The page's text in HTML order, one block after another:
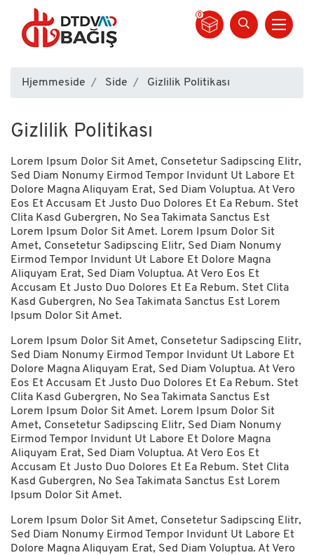
0
Side
Hjemmeside Side Gizlilik Politikası
Gizlilik Politikası
Lorem Ipsum Dolor Sit Amet, Consetetur Sadipscing Elitr,
Sed Diam Nonumy Eirmod Tempor Invidunt Ut Labore Et
Dolore Magna Aliquyam Erat, Sed Diam Voluptua. At Vero
Eos Et Accusam Et Justo Duo Dolores Et Ea Rebum. Stet
Clita Kasd Gubergren, No Sea Takimata Sanctus Est
Lorem Ipsum Dolor Sit Amet. Lorem Ipsum Dolor Sit
Amet, Consetetur Sadipscing Elitr, Sed Diam Nonumy
Eirmod Tempor Invidunt Ut Labore Et Dolore Magna
Aliquyam Erat, Sed Diam Voluptua. At Vero Eos Et
Accusam Et Justo Duo Dolores Et Ea Rebum. Stet Clita
Kasd Gubergren, No Sea Takimata Sanctus Est Lorem
Ipsum Dolor Sit Amet.
Lorem Ipsum Dolor Sit Amet, Consetetur Sadipscing Elitr,
Sed Diam Nonumy Eirmod Tempor Invidunt Ut Labore Et
Dolore Magna Aliquyam Erat, Sed Diam Voluptua. At Vero
Eos Et Accusam Et Justo Duo Dolores Et Ea Rebum. Stet
Clita Kasd Gubergren, No Sea Takimata Sanctus Est
Lorem Ipsum Dolor Sit Amet. Lorem Ipsum Dolor Sit
Amet, Consetetur Sadipscing Elitr, Sed Diam Nonumy
Eirmod Tempor Invidunt Ut Labore Et Dolore Magna
Aliquyam Erat, Sed Diam Voluptua. At Vero Eos Et
Accusam Et Justo Duo Dolores Et Ea Rebum. Stet Clita
Kasd Gubergren, No Sea Takimata Sanctus Est Lorem
Ipsum Dolor Sit Amet.
Lorem Ipsum Dolor Sit Amet, Consetetur Sadipscing Elitr,
Sed Diam Nonumy Eirmod Tempor Invidunt Ut Labore Et
Dolore Magna Aliquyam Erat, Sed Diam Voluptua. At Vero